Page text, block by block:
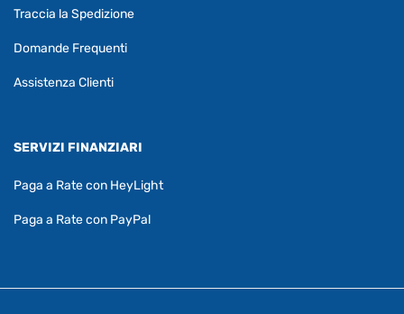
Traccia la Spedizione
Domande Frequenti
Assistenza Clienti
SERVIZI FINANZIARI
Paga a Rate con HeyLight
Paga a Rate con PayPal